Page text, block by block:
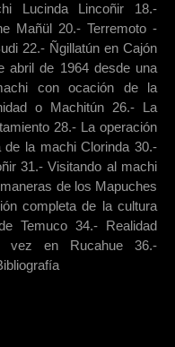
Lucinda Lincoñir 18.-
Mañül 20.- Terremoto -
22.- Ñgillatún en Cajón
abril de 1964 desde una
con ocación de la
o Machitún 26.- La
28.- La operación
de la machi Clorinda 30.-
31.- Visitando al machi
de los Mapuches
completa de la cultura
Temuco 34.- Realidad
vez en Rucahue 36.-